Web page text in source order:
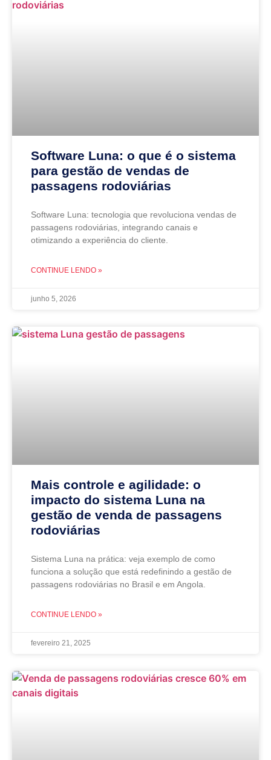
Software Luna: o que é o sistema
para gestão de vendas de
passagens rodoviárias
Software Luna: tecnologia que revoluciona vendas de
passagens rodoviárias, integrando canais e
otimizando a experiência do cliente.
CONTINUE LENDO »
junho 5, 2026
Mais controle e agilidade: o
impacto do sistema Luna na
gestão de venda de passagens
rodoviárias
Sistema Luna na prática: veja exemplo de como
funciona a solução que está redefinindo a gestão de
passagens rodoviárias no Brasil e em Angola.
CONTINUE LENDO »
fevereiro 21, 2025